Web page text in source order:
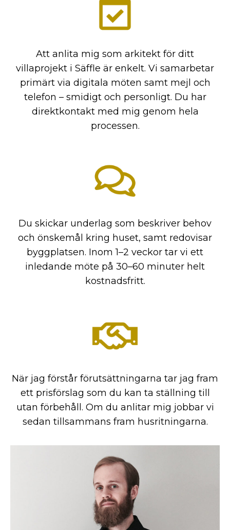
Att anlita mig som arkitekt för ditt
villaprojekt i Säffle är enkelt. Vi samarbetar
primärt via digitala möten samt mejl och
telefon – smidigt och personligt. Du har
direktkontakt med mig genom hela
processen.
Du skickar underlag som beskriver behov
och önskemål kring huset, samt redovisar
byggplatsen. Inom 1–2 veckor tar vi ett
inledande möte på 30–60 minuter helt
kostnadsfritt.
När jag förstår förutsättningarna tar jag fram
ett prisförslag som du kan ta ställning till
utan förbehåll. Om du anlitar mig jobbar vi
sedan tillsammans fram husritningarna.